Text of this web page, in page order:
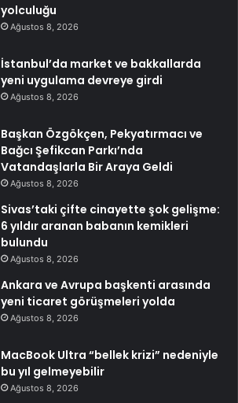
yolculuğu
Ağustos 8, 2026
İstanbul’da market ve bakkallarda
yeni uygulama devreye girdi
Ağustos 8, 2026
Başkan Özgökçen, Pekyatırmacı ve
Bağcı Şefikcan Parkı’nda
Vatandaşlarla Bir Araya Geldi
Ağustos 8, 2026
Sivas’taki çifte cinayette şok gelişme:
6 yıldır aranan babanın kemikleri
bulundu
Ağustos 8, 2026
Ankara ve Avrupa başkenti arasında
yeni ticaret görüşmeleri yolda
Ağustos 8, 2026
MacBook Ultra “bellek krizi” nedeniyle
bu yıl gelmeyebilir
Ağustos 8, 2026